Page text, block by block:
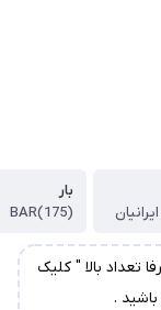
بار
(175)BAR
تعداد بالا " کلیک
.